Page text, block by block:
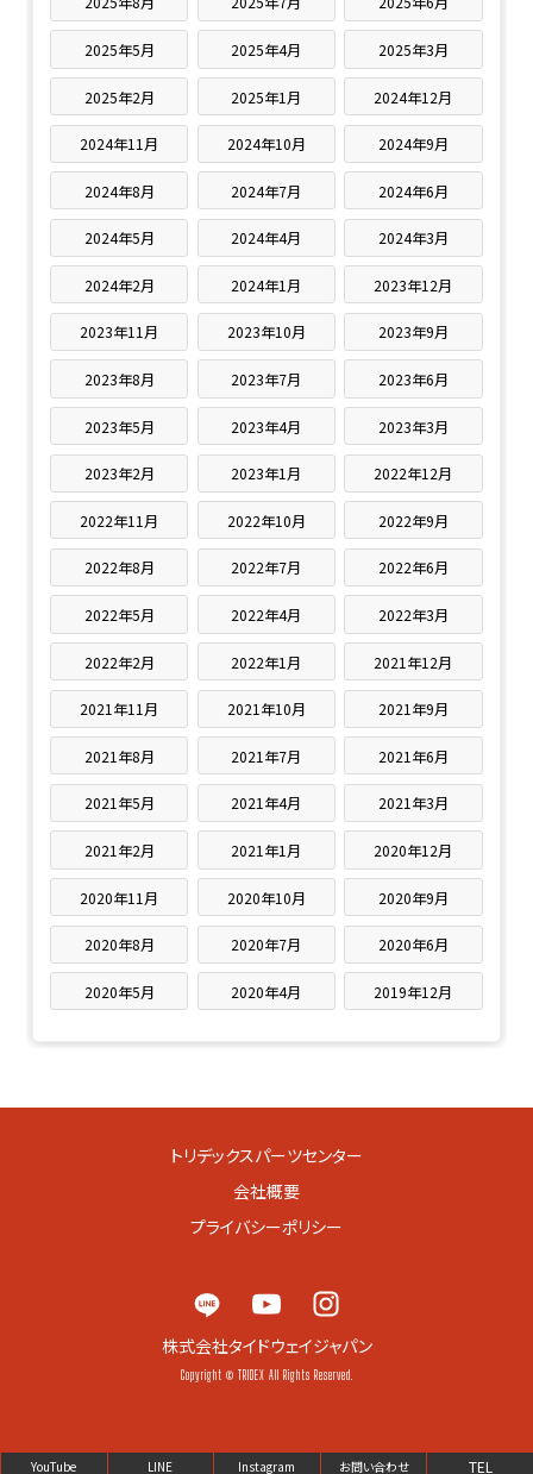
2025年5月 2025年4月 2025年3月
2025年2月 2025年1月 2024年12月
2024年11月 2024年10月 2024年9月
2024年8月 2024年7月 2024年6月
2024年5月 2024年4月 2024年3月
2024年2月 2024年1月 2023年12月
2023年11月 2023年10月 2023年9月
2023年8月 2023年7月 2023年6月
2023年5月 2023年4月 2023年3月
2023年2月 2023年1月 2022年12月
2022年11月 2022年10月 2022年9月
2022年8月 2022年7月 2022年6月
2022年5月 2022年4月 2022年3月
2022年2月 2022年1月 2021年12月
2021年11月 2021年10月 2021年9月
2021年8月 2021年7月 2021年6月
2021年5月 2021年4月 2021年3月
2021年2月 2021年1月 2020年12月
2020年11月 2020年10月 2020年9月
2020年8月 2020年7月 2020年6月
2020年5月 2020年4月 2019年12月
トリデックスパーツセンター
会社概要
プライバシーポリシー
株式会社タイドウェイジャパン
Copyright © TRIDEX All Rights Reserved.
YouTube LINE Instagram お問い合わせ TEL